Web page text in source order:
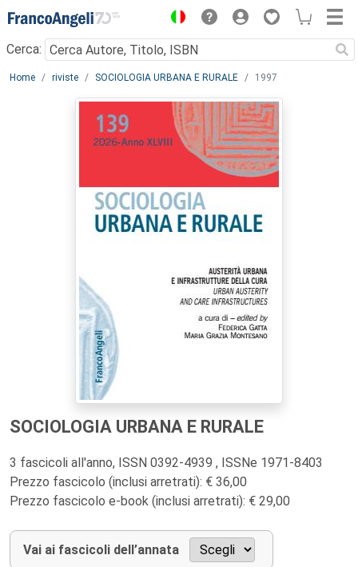
Menu
Cerca:
Main content
Home riviste SOCIOLOGIA URBANA E RURALE 1997
SOCIOLOGIA URBANA E RURALE
3 fascicoli all'anno, ISSN 0392-4939 , ISSNe 1971-8403
Prezzo fascicolo (inclusi arretrati): € 36,00
Prezzo fascicolo e-book (inclusi arretrati): € 29,00
Vai ai fascicoli dell’annata